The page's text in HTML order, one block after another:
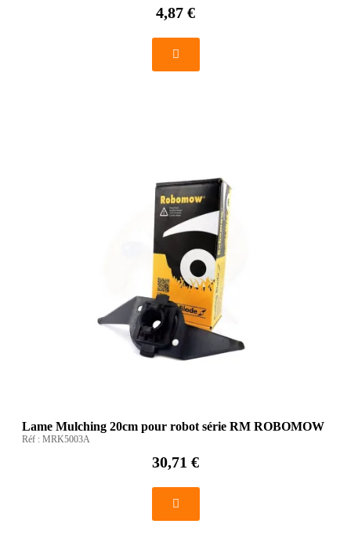
4,87 €
Lame Mulching 20cm pour robot série RM ROBOMOW
Réf : MRK5003A
30,71 €